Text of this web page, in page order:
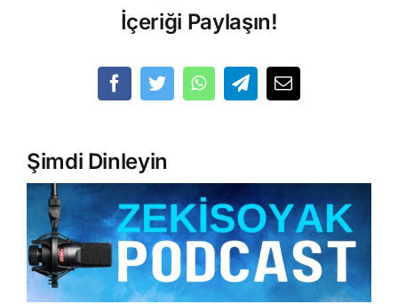
İçeriği Paylaşın!
Şimdi Dinleyin